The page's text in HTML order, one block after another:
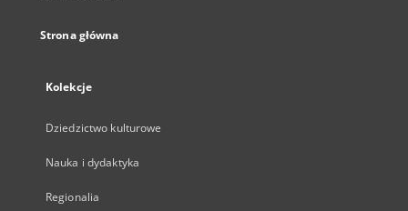
Strona główna
Kolekcje
Dziedzictwo kulturowe
Nauka i dydaktyka
Regionalia